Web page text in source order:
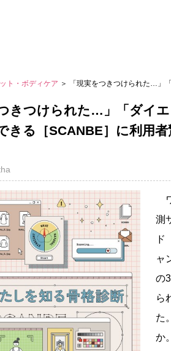
ト・ボディケア ＞ 「現実をつきつけられた…」
つきつけられた…」「ダイ
きる［SCANBE］に利用
測
ド
ャ
の
ら
た
か